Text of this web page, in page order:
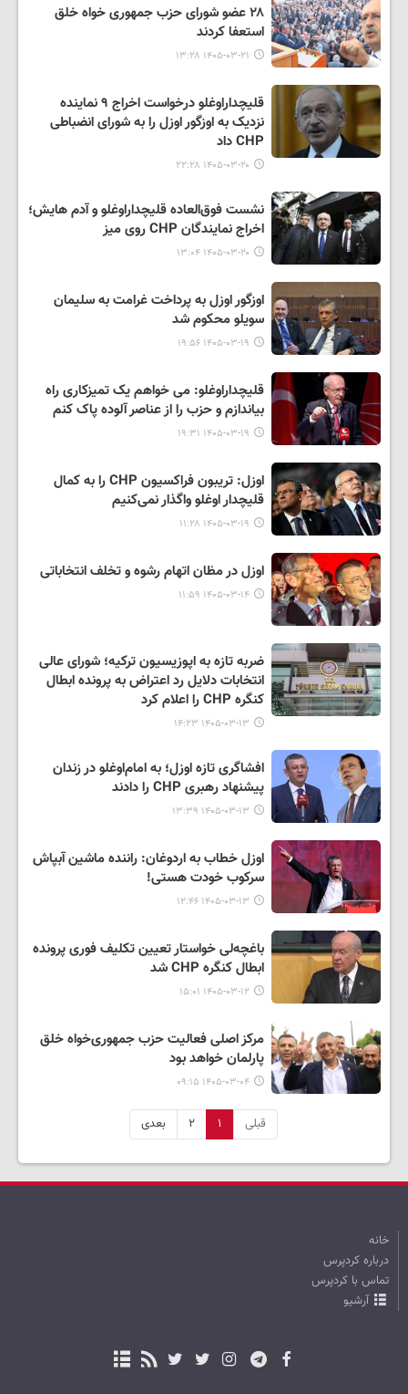
۲۸ عضو شورای حزب جمهوری خواه خلق
استعفا کردند
۱۴۰۵-۰۳-۲۱ ۱۳:۲۸
قلیچداراوغلو درخواست اخراج ۹ نماینده
نزدیک به اوزگور اوزل را به شورای انضباطی
CHP داد
۱۴۰۵-۰۳-۲۰ ۲۲:۲۸
نشست فوق‌العاده قلیچداراوغلو و آدم هایش؛
اخراج نمایندگان CHP روی میز
۱۴۰۵-۰۳-۲۰ ۱۳:۰۴
اوزگور اوزل به پرداخت غرامت به سلیمان
سویلو محکوم شد
۱۴۰۵-۰۳-۱۹ ۱۹:۵۶
قلیچداراوغلو: می خواهم یک تمیزکاری راه
بیاندازم و حزب را از عناصر آلوده پاک کنم
۱۴۰۵-۰۳-۱۹ ۱۹:۳۱
اوزل: تریبون فراکسیون CHP را به کمال
قلیچدار اوغلو واگذار نمی‌کنیم
۱۴۰۵-۰۳-۱۹ ۱۱:۲۸
اوزل در مظان اتهام رشوه و تخلف انتخاباتی
۱۴۰۵-۰۳-۱۴ ۱۱:۵۹
ضربه تازه به اپوزیسیون ترکیه؛ شورای عالی
انتخابات دلایل رد اعتراض به پرونده ابطال
کنگره CHP را اعلام کرد
۱۴۰۵-۰۳-۱۳ ۱۴:۲۳
افشاگری تازه اوزل؛ به امام‌اوغلو در زندان
پیشنهاد رهبری CHP را دادند
۱۴۰۵-۰۳-۱۳ ۱۳:۳۹
اوزل خطاب به اردوغان: راننده ماشین آبپاش
سرکوب خودت هستی!
۱۴۰۵-۰۳-۱۳ ۱۲:۴۶
باغچه‌لی خواستار تعیین تکلیف فوری پرونده
ابطال کنگره CHP شد
۱۴۰۵-۰۳-۱۲ ۱۵:۰۱
مرکز اصلی فعالیت حزب جمهوری‌خواه خلق
پارلمان خواهد بود
۱۴۰۵-۰۳-۰۴ ۰۹:۱۵
قبلی ۱ ۲ بعدی
خانه
درباره کردپرس
تماس با کردپرس
آرشیو